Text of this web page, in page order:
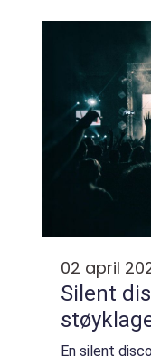
bredden,
Resultatet er...
02 april
Silent disco
En silent